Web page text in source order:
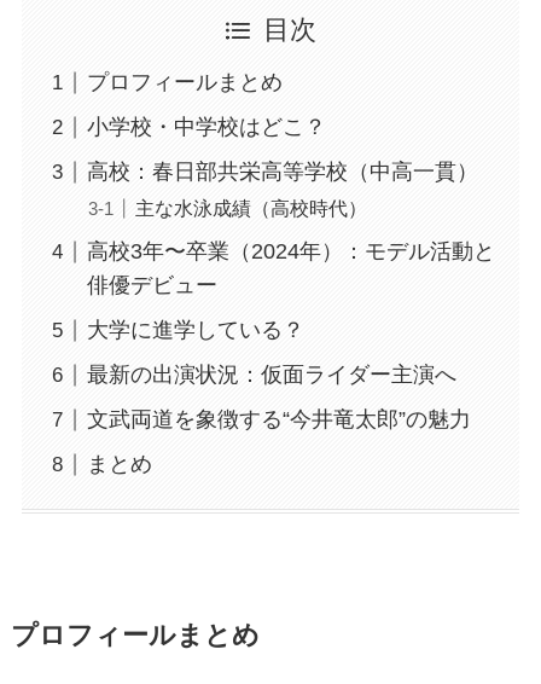
目次
プロフィールまとめ
小学校・中学校はどこ？
高校：春日部共栄高等学校（中高一貫）
主な水泳成績（高校時代）
高校3年〜卒業（2024年）：モデル活動と
俳優デビュー
大学に進学している？
最新の出演状況：仮面ライダー主演へ
文武両道を象徴する“今井竜太郎”の魅力
まとめ
プロフィールまとめ